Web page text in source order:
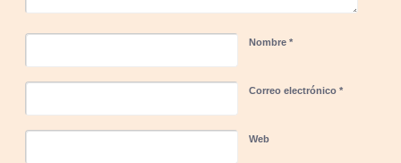
Nombre*
Correo electrónico*
Web